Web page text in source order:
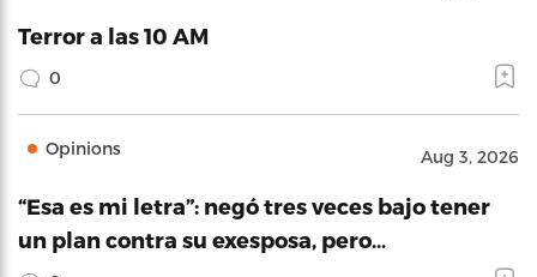
Terror a las 10 AM
0
Opinions Aug 3, 2026
“Esa es mi letra”: negó tres veces bajo tener
un plan contra su exesposa, pero…